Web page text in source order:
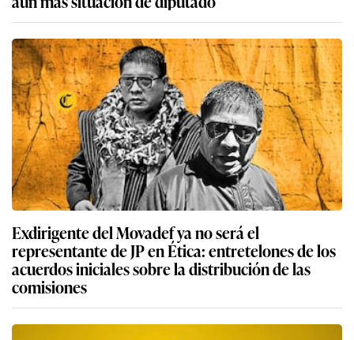
Exdirigente del Movadef ya no será el
representante de JP en Ética: entretelones de los
acuerdos iniciales sobre la distribución de las
comisiones